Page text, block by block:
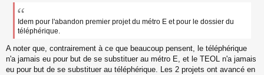
n
l
u
Idem pour l'abandon premier projet du métro E et pour le dossier du
téléphérique.
A noter que, contrairement à ce que beaucoup pensent, le téléphérique
n'a jamais eu pour but de se substituer au métro E, et le TEOL n'a jamais
eu pour but de se substituer au téléphérique. Les 2 projets ont avancé en